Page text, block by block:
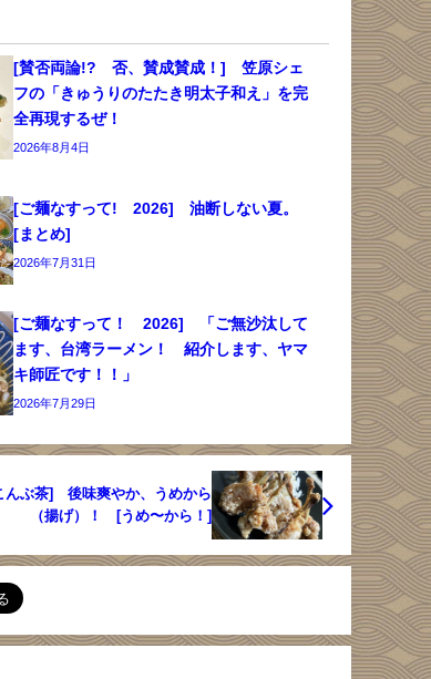
[賛否両論!? 否、賛成賛成！] 笠原シェ
フの「きゅうりのたたき明太子和え」を完
全再現するぜ！
2026年8月4日
[ご麺なすって! 2026] 油断しない夏。
[まとめ]
2026年7月31日
[ご麺なすって！ 2026] 「ご無沙汰して
ます、台湾ラーメン！ 紹介します、ヤマ
キ師匠です！！」
2026年7月29日
ぶ茶] 後味爽やか、うめから
（揚げ）！ [うめ〜から！]